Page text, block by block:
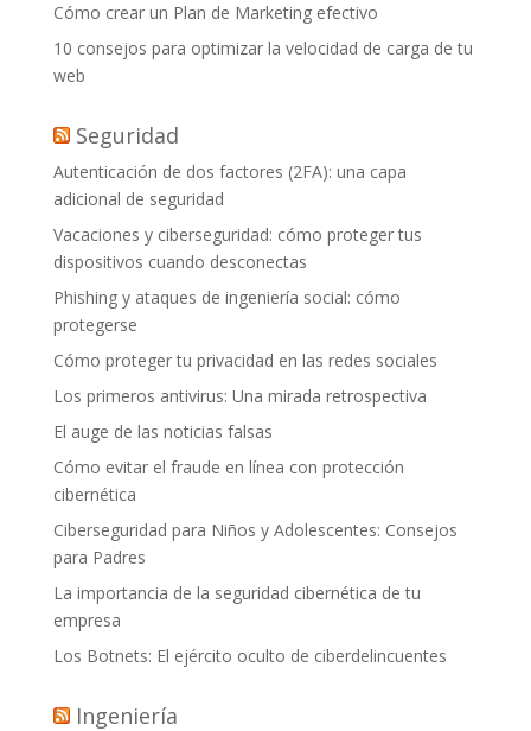
Cómo crear un Plan de Marketing efectivo
10 consejos para optimizar la velocidad de carga de tu
web
Seguridad
Autenticación de dos factores (2FA): una capa
adicional de seguridad
Vacaciones y ciberseguridad: cómo proteger tus
dispositivos cuando desconectas
Phishing y ataques de ingeniería social: cómo
protegerse
Cómo proteger tu privacidad en las redes sociales
Los primeros antivirus: Una mirada retrospectiva
El auge de las noticias falsas
Cómo evitar el fraude en línea con protección
cibernética
Ciberseguridad para Niños y Adolescentes: Consejos
para Padres
La importancia de la seguridad cibernética de tu
empresa
Los Botnets: El ejército oculto de ciberdelincuentes
Ingeniería